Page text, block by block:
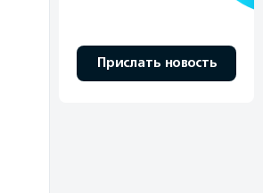
Прислать новость